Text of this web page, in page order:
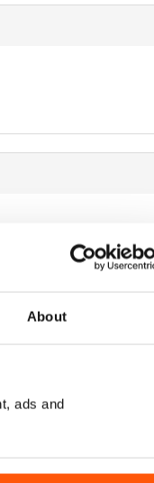
About
ads and